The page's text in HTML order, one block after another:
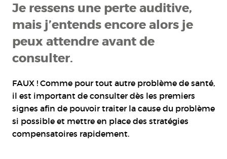
Je ressens une perte auditive,
mais j’entends encore alors je
peux attendre avant de
consulter.
FAUX ! Comme pour tout autre problème de santé,
il est important de consulter dès les premiers
signes afin de pouvoir traiter la cause du problème
si possible et mettre en place des stratégies
compensatoires rapidement.